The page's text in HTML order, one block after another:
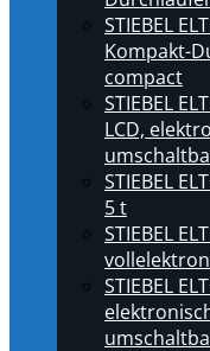
STIEBEL
Kompakt-
compact
STIEBEL
LCD,
STIEBEL
5 t
STIEBEL
STIEBEL